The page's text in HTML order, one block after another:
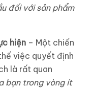
đối với sản phẩm
hiện – Một chiến
việc quyết định
là rất quan
bạn trong vòng ít